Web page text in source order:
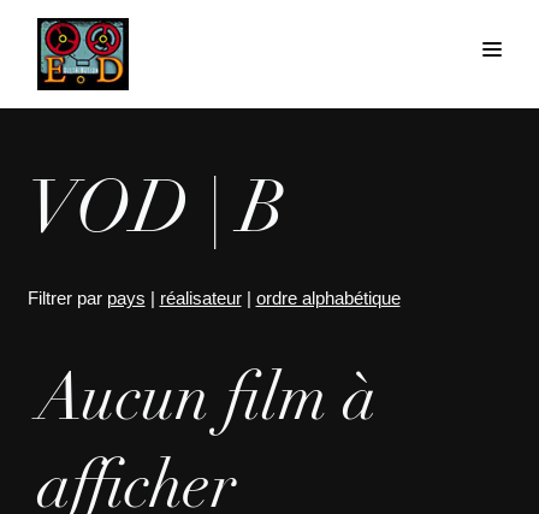
VOD | B
Filtrer par pays | réalisateur| ordre alphabétique
Aucun film à
afficher